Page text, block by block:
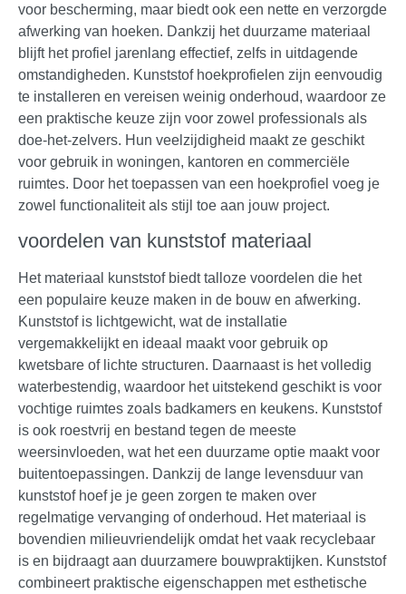
voor bescherming, maar biedt ook een nette en verzorgde
afwerking van hoeken. Dankzij het duurzame materiaal
blijft het profiel jarenlang effectief, zelfs in uitdagende
omstandigheden. Kunststof hoekprofielen zijn eenvoudig
te installeren en vereisen weinig onderhoud, waardoor ze
een praktische keuze zijn voor zowel professionals als
doe-het-zelvers. Hun veelzijdigheid maakt ze geschikt
voor gebruik in woningen, kantoren en commerciële
ruimtes. Door het toepassen van een hoekprofiel voeg je
zowel functionaliteit als stijl toe aan jouw project.
voordelen van kunststof materiaal
Het materiaal kunststof biedt talloze voordelen die het
een populaire keuze maken in de bouw en afwerking.
Kunststof is lichtgewicht, wat de installatie
vergemakkelijkt en ideaal maakt voor gebruik op
kwetsbare of lichte structuren. Daarnaast is het volledig
waterbestendig, waardoor het uitstekend geschikt is voor
vochtige ruimtes zoals badkamers en keukens. Kunststof
is ook roestvrij en bestand tegen de meeste
weersinvloeden, wat het een duurzame optie maakt voor
buitentoepassingen. Dankzij de lange levensduur van
kunststof hoef je je geen zorgen te maken over
regelmatige vervanging of onderhoud. Het materiaal is
bovendien milieuvriendelijk omdat het vaak recyclebaar
is en bijdraagt aan duurzamere bouwpraktijken. Kunststof
combineert praktische eigenschappen met esthetische